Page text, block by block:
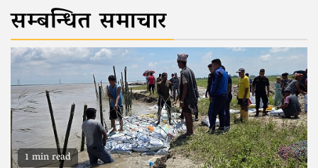
सम्बन्धित समाचार
1 min read